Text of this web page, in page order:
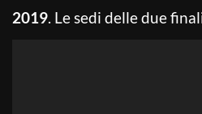
2019. Le sedi delle due